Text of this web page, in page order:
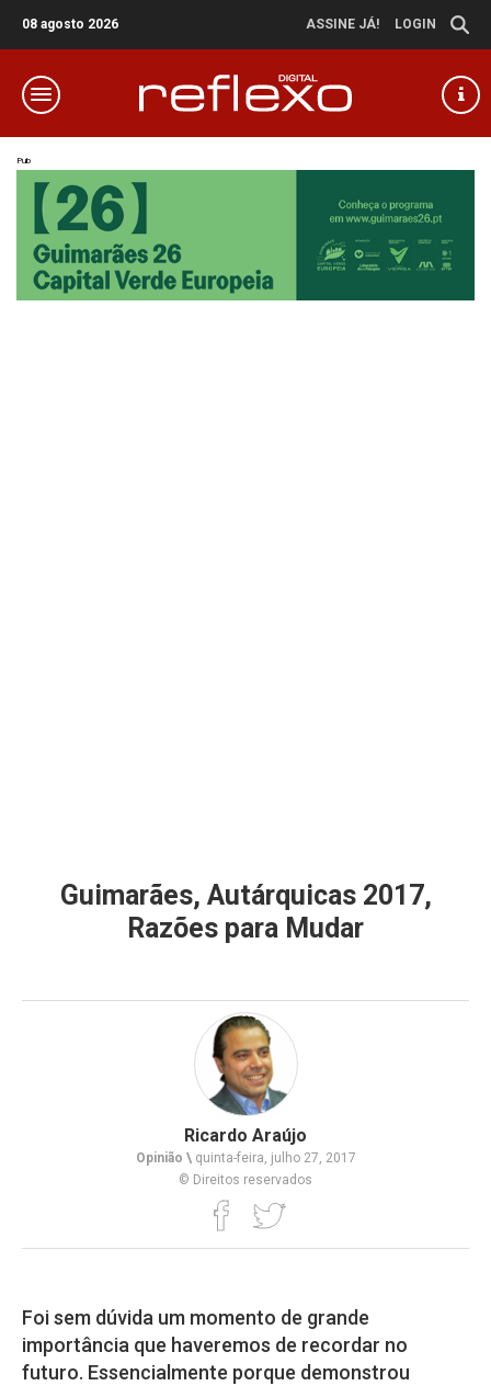
08 agosto 2026 ASSINE JÁ! LOGIN
Pub
Guimarães, Autárquicas 2017,
Razões para Mudar
Ricardo Araújo
Opinião \quinta-feira, julho 27, 2017
© Direitos reservados
Foi sem dúvida um momento de grande
importância que haveremos de recordar no
futuro. Essencialmente porque demonstrou